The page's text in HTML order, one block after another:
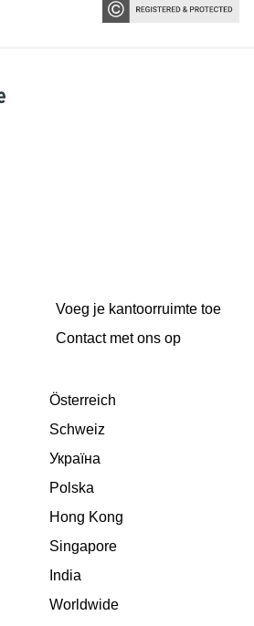
Voeg je kantoorruimte toe
Сontact met ons op
Österreich
Schweiz
Україна
Polska
Hong Kong
Singapore
India
Worldwide